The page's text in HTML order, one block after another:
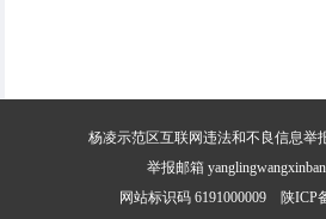
杨凌示范区互联网违法和不良信息举
举报邮箱
网站标识码 6191000009
陕ICP